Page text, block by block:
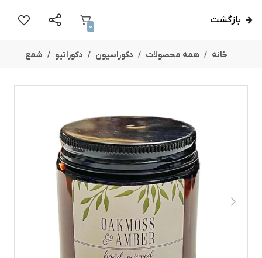
بازگشت
0
خانه همه محصولات دکوراسیون دکوراتیو شمع